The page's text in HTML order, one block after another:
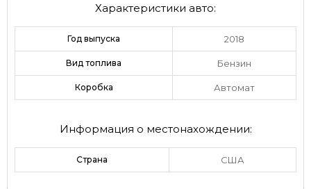
Характеристики авто:
Год выпуска 2018
Вид топлива Бензин
Коробка Автомат
Информация о местонахождении:
Страна США